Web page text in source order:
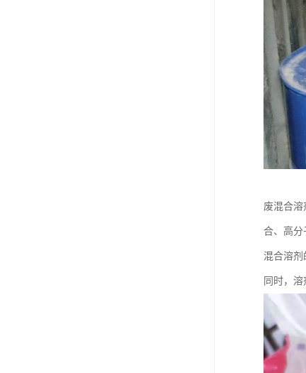
废混合
合、高分
混合溶剂
同时，